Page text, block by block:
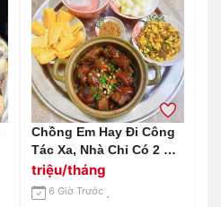
Chồng Em Hay Đi Công
Tác Xa, Nhà Chỉ Có 2 Mẹ
Con Cần Gấp 1 Chị Giúp
Việc Nhà Tại Huỳnh Tấn
Phát Quận 7 Lương 12
triệu/tháng
6 Giờ Trước